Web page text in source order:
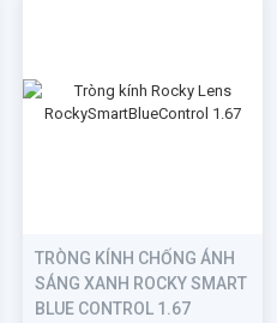
TRÒNG KÍNH CHỐNG ÁNH
SÁNG XANH ROCKY SMART
BLUE CONTROL 1.67